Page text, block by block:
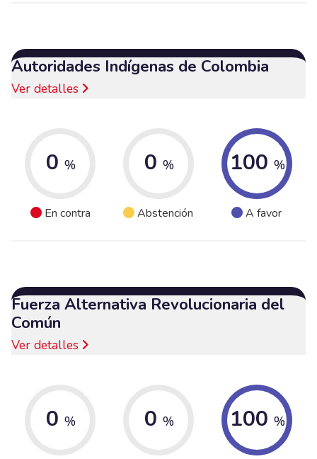
Autoridades Indígenas de Colombia
Ver detalles
0 %
En contra
0 %
Abstención
100 %
A favor
Fuerza Alternativa Revolucionaria del
Común
Ver detalles
0 % 0 % 100 %